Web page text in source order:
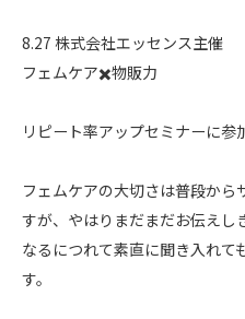
8.27 株式会社エッセンス主催
フェムケア✖️物販力
リピート率アップセミナーに参
フェムケアの大切さは普段から
すが、やはりまだまだお伝えし
なるにつれて素直に聞き入れて
す。